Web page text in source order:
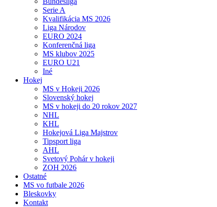
Serie A
Kvalifikácia MS 2026
Liga Národov
EURO 2024
Konferenčná liga
MS klubov 2025
EURO U21
Iné
Hokej
MS v Hokeji 2026
Slovenský hokej
MS v hokeji do 20 rokov 2027
NHL
KHL
Hokejová Liga Majstrov
Tipsport liga
AHL
Svetový Pohár v hokeji
ZOH 2026
Ostatné
MS vo futbale 2026
Bleskovky
Kontakt